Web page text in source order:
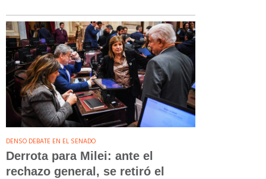
DENSO DEBATE EN EL SENADO
Derrota para Milei: ante el
rechazo general, se retiró el